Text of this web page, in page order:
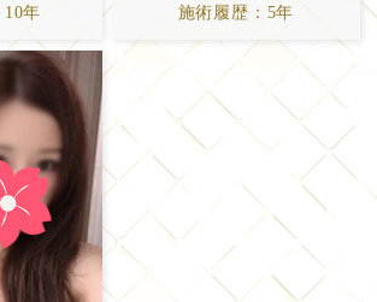
年
施術履歴：5年